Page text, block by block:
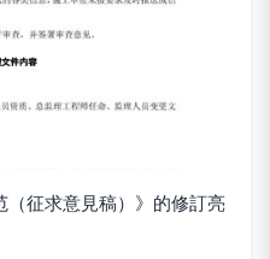
征求意見稿）》的修訂亮